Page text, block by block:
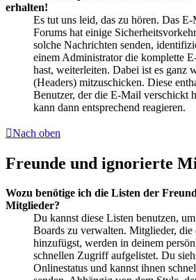
erhalten!
Es tut uns leid, das zu hören. Das
Forums hat einige
solche Nachrichten senden,
einem Administrator die komplette
hast, weiterleiten. Dabei ist es ganz
(Headers) mitzuschicken. Diese
Benutzer, der die E-Mail verschickt
kann dann entsprechend reagieren.
Nach oben
Freunde und ignorierte
Wozu benötige ich die Listen der
Mitglieder?
Du kannst diese Listen benutzen,
Boards zu verwalten. Mitglieder, die
hinzufügst, werden in deinem
schnellen Zugriff aufgelistet. Du
Onlinestatus und kannst ihnen